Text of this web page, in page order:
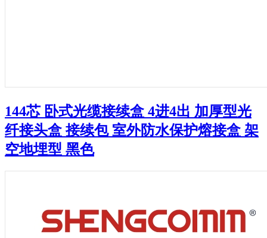
144芯 卧式光缆接续盒 4进4出 加厚型光
纤接头盒 接续包 室外防水保护熔接盒 架
空地埋型 黑色